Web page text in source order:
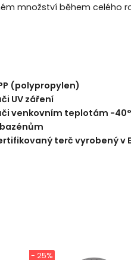
množství během celého
(polypropylen)
UV záření
venkovním teplotám -40°
terč vyrobený v
- 25%